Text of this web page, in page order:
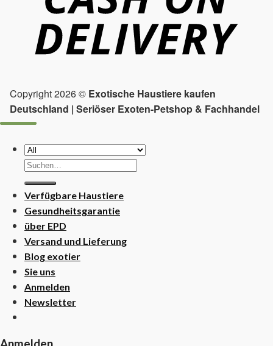
Copyright 2026 © Exotische Haustiere kaufen
Deutschland | Seriöser Exoten-Petshop & Fachhandel
Suchen
nach:
Verfügbare Haustiere
Gesundheitsgarantie
über EPD
Versand und Lieferung
Blog exotier
Sie uns
Anmelden
Newsletter